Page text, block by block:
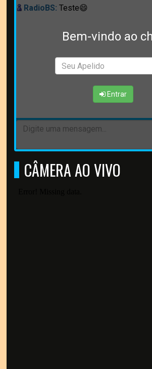
Bem-vindo ao
Entrar
RadioBS: Teste😄
CÂMERA AO VIVO